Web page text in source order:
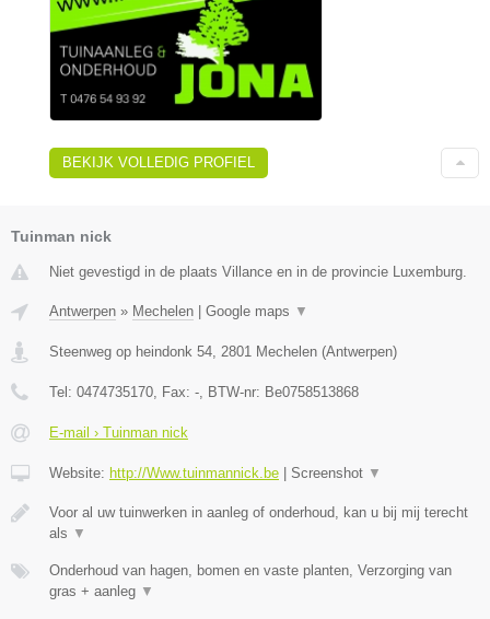
BEKIJK VOLLEDIG PROFIEL
Tuinman nick
Niet gevestigd in de plaats Villance en in de provincie Luxemburg.
Antwerpen » Mechelen Google maps ▼
Steenweg op heindonk 54, 2801 Mechelen (Antwerpen)
Tel: 0474735170, Fax: -, BTW-nr: Be0758513868
E-mail › Tuinman nick
Website: http://Www.tuinmannick.be Screenshot ▼
Voor al uw tuinwerken in aanleg of onderhoud, kan u bij mij terecht
als ▼
Onderhoud van hagen, bomen en vaste planten, Verzorging van
gras + aanleg ▼